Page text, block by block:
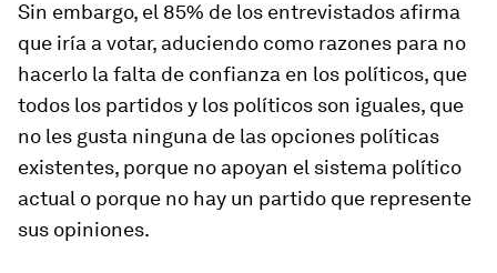
Sin embargo, el 85% de los entrevistados afirma
que iría a votar, aduciendo como razones para no
hacerlo la falta de confianza en los políticos, que
todos los partidos y los políticos son iguales, que
no les gusta ninguna de las opciones políticas
existentes, porque no apoyan el sistema político
actual o porque no hay un partido que represente
sus opiniones.